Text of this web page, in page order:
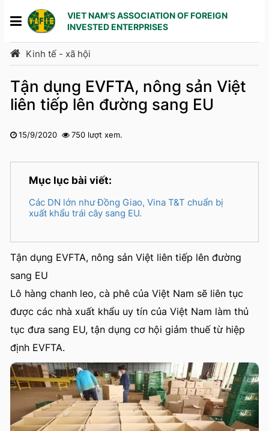
VIET NAM'S ASSOCIATION OF FOREIGN
INVESTED ENTERPRISES
Kinh tế - xã hội
Tận dụng EVFTA, nông sản Việt
liên tiếp lên đường sang EU
15/9/2020
750 lượt xem.
Mục lục bài viết:
Các DN lớn như Đồng Giao, Vina T&T chuẩn bị
xuất khẩu trái cây sang EU.
Tận dụng EVFTA, nông sản Việt liên tiếp lên đường
sang EU
Lô hàng chanh leo, cà phê của Việt Nam sẽ liên tục
được các nhà xuất khẩu uy tín của Việt Nam làm thủ
tục đưa sang EU, tận dụng cơ hội giảm thuế từ hiệp
định EVFTA.